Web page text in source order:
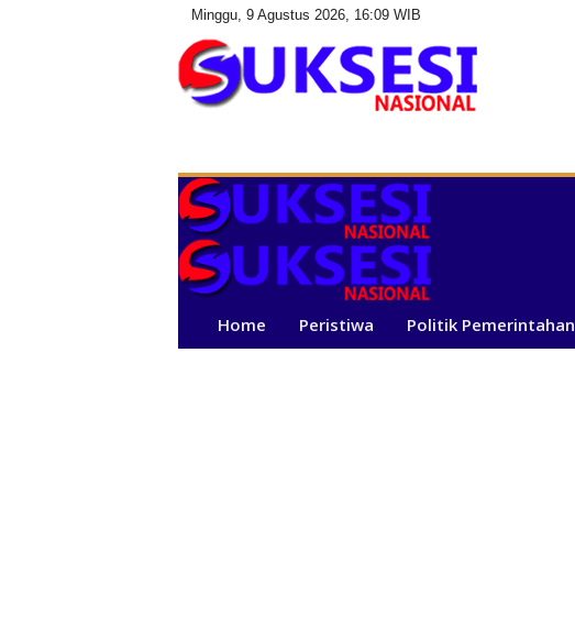
Minggu, 9 Agustus 2026, 16:09 WIB
s
e
i
N
i
Home Peristiwa Politik Pemerintahan